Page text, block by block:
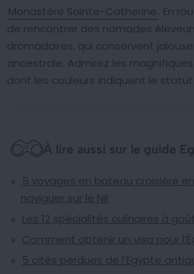
Monastère Sainte-Catherine . En
de rencontrer des nomades
dromadaires, qui conservent
ancestrale. Admirez les
dont les couleurs indiquent le statut.
À lire aussi sur le guide
5 voyages en bateau croisière
naviguer sur le Nil
Les 12 spécialités culinaires à
Comment obtenir un visa pour
5 cités perdues de l'Égypte